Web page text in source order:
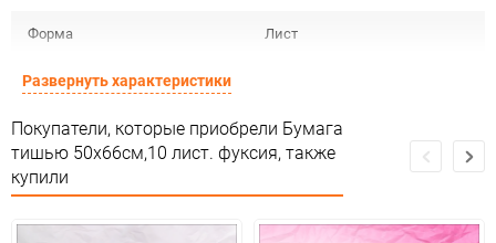
Форма Лист
Материал
Срок годности Срок годности не ограничен
Страна изготовителя КИТАЙ
Развернуть характеристики
Покупатели, которые приобрели Бумага
тишью 50х66см,10 лист. фуксия, также
купили